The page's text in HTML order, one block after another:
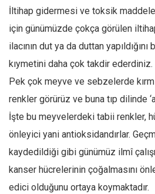
Türkiye
Siyaset
Dünya
Avrupa
Asya
Afrika
Avustralya
Tarih
İltihap gidermesi ve toksik
için günümüzde çokça görülen
ilacının dut ya da duttan
kıymetini daha çok takdir ederdiniz.
Pek çok meyve ve sebzelerde
renkler görürüz ve buna tıp dilinde
İşte bu meyvelerdeki tabii renkler,
önleyici yani antioksidandırlar.
kaydedildiği gibi günümüz ilmî
kanser hücrelerinin çoğalmasını
edici olduğunu ortaya koymaktadır.